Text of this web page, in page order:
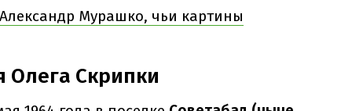
Мурашко, чьи картины
Олега Скрипки